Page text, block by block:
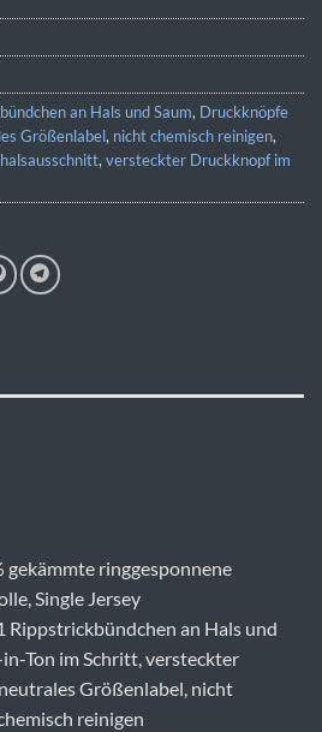
an Hals und Saum, Druckknöpfe
Größenlabel, nicht chemisch reinigen,
,versteckter Druckknopf im
gekämmte ringgesponnene
Single Jersey
Rippstrickbündchen an Hals und
Ton im Schritt, versteckter
Größenlabel, nicht
reinigen